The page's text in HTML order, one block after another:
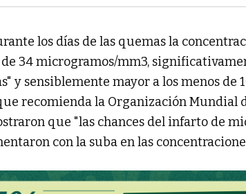
los días de las quemas la
34 microgramos/mm3,
y sensiblemente mayor a los menos de
recomienda la Organización Mundial
que "las chances del infarto de
con la suba en las